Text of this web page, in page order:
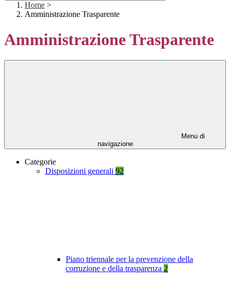
Home >
Amministrazione Trasparente
Amministrazione Trasparente
Menu di
navigazione
Categorie
Disposizioni generali 92
Piano triennale per la prevenzione della
corruzione e della trasparenza 2